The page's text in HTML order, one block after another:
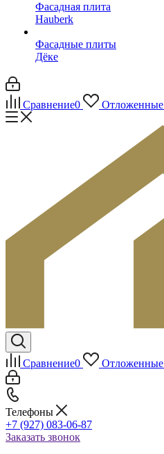
Фасадная плита
Hauberk
Фасадные плиты
Дёке
Сравнение0 Отложенные
Сравнение0 Отложенные
Телефоны
+7 (927) 083-06-87
Заказать звонок